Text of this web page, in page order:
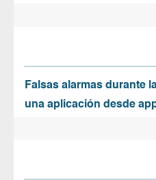
Falsas alarmas durante
una aplicación desde